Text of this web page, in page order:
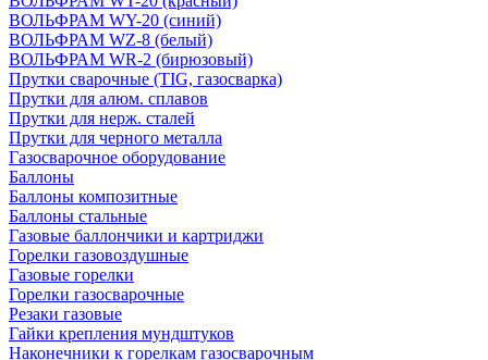
ВОЛЬФРАМ WY-20 (синий)
ВОЛЬФРАМ WZ-8 (белый)
ВОЛЬФРАМ WR-2 (бирюзовый)
Прутки сварочные (TIG, газосварка)
Прутки для алюм. сплавов
Прутки для нерж. сталей
Прутки для черного металла
Газосварочное оборудование
Баллоны
Баллоны композитные
Баллоны стальные
Газовые баллончики и картриджи
Горелки газовоздушные
Газовые горелки
Горелки газосварочные
Резаки газовые
Гайки крепления мундштуков
Наконечники к горелкам газосварочным